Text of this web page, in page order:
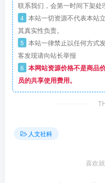
联系我们，会第一时间下架处
4 本站一切资源不代表本站
其真实性负责。
5 本站一律禁止以任何方式
客发现请向站长举报
6 本网站资源价格不是商品
员的共享使用费用。
人文社科
喜欢